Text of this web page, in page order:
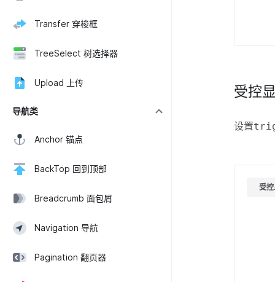
Transfer 穿梭框
TreeSelect 树选择器
Upload 上传
导航类
Anchor 锚点
BackTop 回到顶部
Breadcrumb 面包屑
Navigation 导航
Pagination 翻页器
受控
设置
受